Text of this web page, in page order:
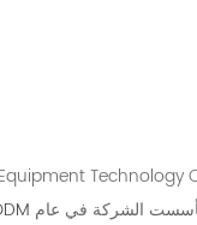
الشركة في عام